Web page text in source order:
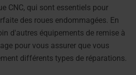
CNC, qui sont essentiels pour
des roues endommagées. En
d'autres équipements de remise à
pour vous assurer que vous
différents types de réparations.